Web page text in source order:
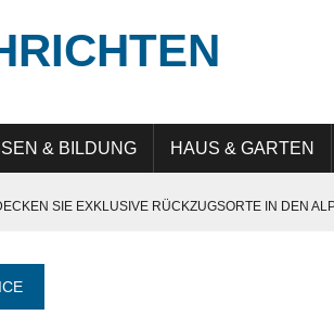
& BILDUNG HAUS & GARTEN
SIE EXKLUSIVE RÜCKZUGSORTE IN DEN
FÜR EXPATS SO ATTRAKTIV IST